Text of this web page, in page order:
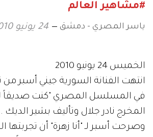
#مشاهير العالم
ياسر المصري - دمشق 24 يونيو 2010
الخميس 24 يونيو 2010
انتهت الفنانة السورية جيني أسبر
في المسلسل المصري "كنت صديقاً
المخرج نادر جلال وتأليف بشير الديك .
وصرحت أسبر لـ "أنا زهرة" أن تجربتها